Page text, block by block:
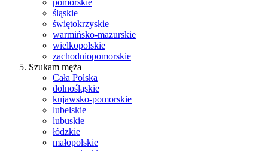
pomorskie
śląskie
świętokrzyskie
warmińsko-mazurskie
wielkopolskie
zachodniopomorskie
Szukam męża
Cała Polska
dolnośląskie
kujawsko-pomorskie
lubelskie
lubuskie
łódzkie
małopolskie